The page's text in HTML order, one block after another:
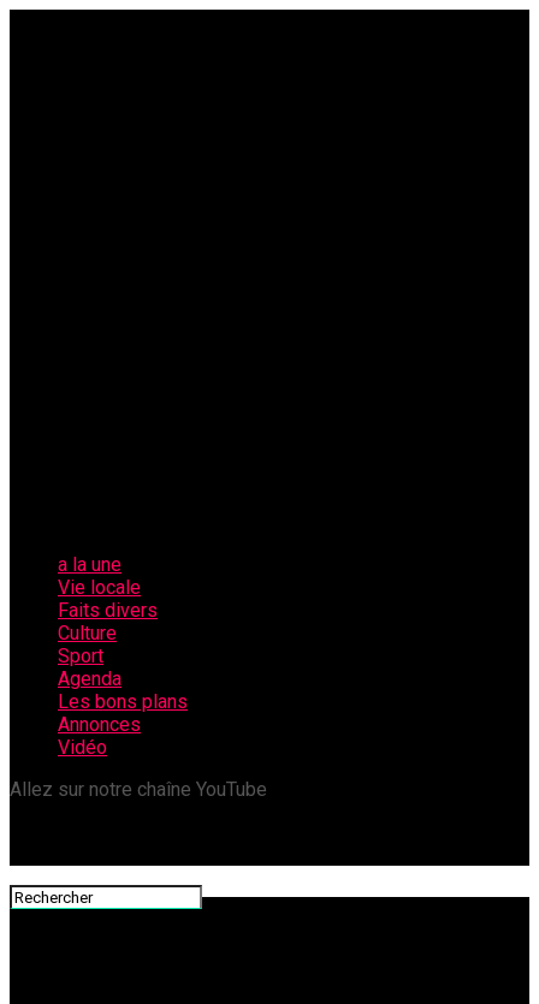
a la une
Vie locale
Faits divers
Culture
Sport
Agenda
Les bons plans
Annonces
Vidéo
Allez sur notre chaîne YouTube